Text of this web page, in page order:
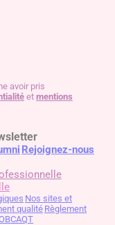
avoir pris
et mentions
Rejoignez-nous
Nos sites et
qualitéRèglement